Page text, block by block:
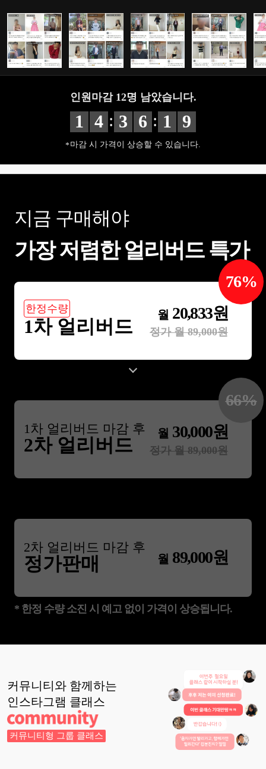
인원마감 12명 남았습니다.
1 4 : 3 6 : 1 8
마감 시 가격이 상승할 수 있습니다.
지금 구매해야
가장 저렴한 얼리버드 특가
한정수량
1차 얼리버드
월 20,833원
정가 월89,000원
76%
1 차 얼리버드 마감 후
2차 얼리버드
월 30,000원
정가 월89,000원
66%
2차 얼리버드 마감 후
정가판매 월 89,000원
* 한정 수량 소진 시 예고 없이 가격이 상승됩니다.
커뮤니티와 함께하는
인스타그램 클래스
커뮤니티형 그룹 클래스